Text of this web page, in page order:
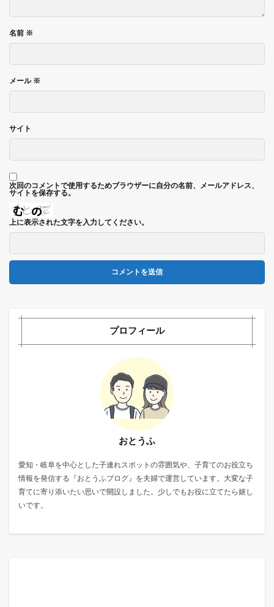
名前 ※
メール ※
サイト
次回のコメントで使用するためブラウザーに自分の名前、メールアドレス、
サイトを保存する。
上に表示された文字を入力してください。
プロフィール
おとうふ
愛知・岐阜を中心とした子連れスポットの雰囲気や、子育てのお役立ち
情報を発信する『おとうふブログ』を夫婦で運営しています。大変な子
育てに寄り添いたい思いで開設しました。少しでもお役に立てたら嬉し
いです。